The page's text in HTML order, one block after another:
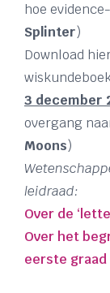
hoe
Splinter)
Download
3 december
overgang
Moons)
leidraad:
Over de
Over het
eerste graad